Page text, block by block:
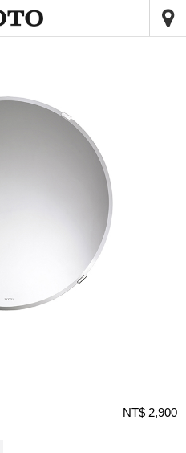
NT$ 2,900